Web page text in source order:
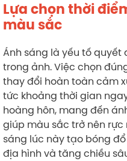
Lựa chọn thời
màu sắc
Ánh sáng là yếu tố
trong ảnh. Việc chọn
thay đổi hoàn toàn cảm
tức khoảng thời gian
hoàng hôn, mang đến
giúp màu sắc trở nên rực
sáng lúc này tạo bóng
địa hình và tăng chiều